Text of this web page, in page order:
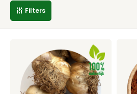
Filters